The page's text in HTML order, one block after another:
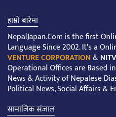
हाम्रो बारेमा
NepalJapan.Com is the first
Language Since 2002. It's a
VENTURE CORPORATION&
Operational Offices are Based
News & Activity of Nepalese
Political News, Social Affairs &
सामाजिक संजाल